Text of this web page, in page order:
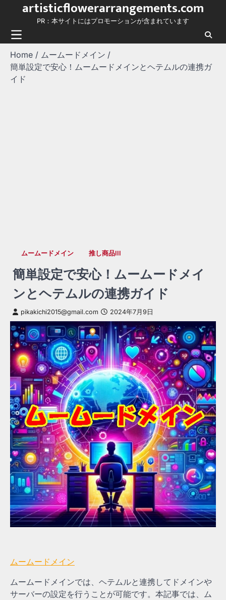
content
artisticflowerarrangements.com
PR：本サイトにはプロモーションが含まれています
Home
ムームードメイン
簡単設定で安心！ムームードメインとヘテムルの連携ガ
イド
ムームードメイン 推し商品III
簡単設定で安心！ムームードメイ
ンとヘテムルの連携ガイド
pikakichi2015@gmail.com 2024年7月9日
ムームードメイン
ムームードメインでは、ヘテムルと連携してドメインや
サーバーの設定を行うことが可能です。本記事では、ム